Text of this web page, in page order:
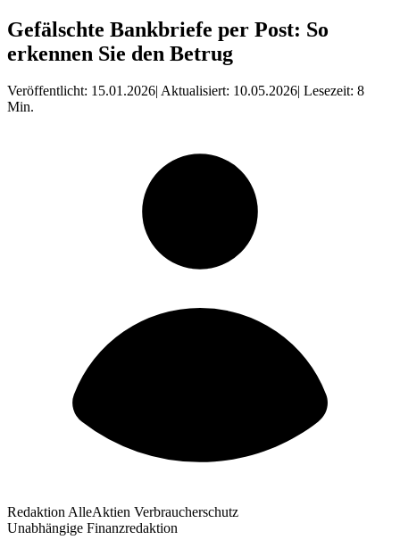
Gefälschte Bankbriefe per Post: So
erkennen Sie den Betrug
Veröffentlicht: 15.01.2026 | Aktualisiert: 10.05.2026 | Lesezeit: 8
Min.
Redaktion AlleAktien Verbraucherschutz
Unabhängige Finanzredaktion